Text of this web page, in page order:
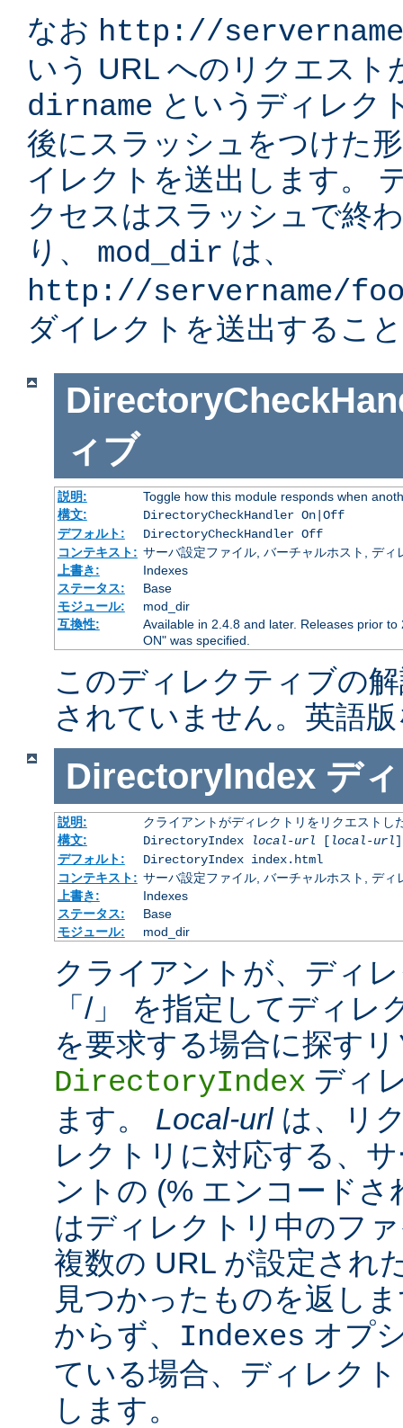
なお http://
いう URL へのリクエスト
dirname というディレク
後にスラッシュをつけた
イレクトを送出します。
クセスはスラッシュで終
り、 mod_dir は、
http://servername/
ダイレクトを送出するこ
ィブ
説明:
Toggle how this module responds when
構文:
DirectoryCheckHandler On|Off
デフォルト:
DirectoryCheckHandler Off
コンテキスト: サーバ設定ファイル, バーチャルホスト, ディ
上書き:
Indexes
ステータス:
Base
モジュール:
mod_dir
互換性:
Available in 2.4.8 and later. Releases prior
ON" was specified.
このディレクティブの
されていません。英語
DirectoryIndex デ
説明:
クライアントがディレクトリをリクエストし
構文:
DirectoryIndex local-url [ local-url
デフォルト:
DirectoryIndex index.html
コンテキスト: サーバ設定ファイル, バーチャルホスト, ディ
上書き:
Indexes
ステータス:
Base
モジュール:
mod_dir
クライアントが、ディ
「/」 を指定してディ
を要求する場合に探す
DirectoryIndex ディ
ます。 Local-urlは、リ
レクトリに対応する、
ントの (% エンコードさ
はディレクトリ中のフ
複数の URL が設定され
見つかったものを返し
からず、 Indexes オプ
ている場合、ディレク
します。